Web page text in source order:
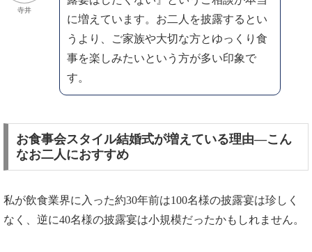
寺井
に増えています。お二人を披露するとい
うより、ご家族や大切な方とゆっくり食
事を楽しみたいという方が多い印象で
す。
お食事会スタイル結婚式が増えている理由―こん
なお二人におすすめ
私が飲食業界に入った約30年前は100名様の披露宴は珍しく
なく、逆に40名様の披露宴は小規模だったかもしれません。